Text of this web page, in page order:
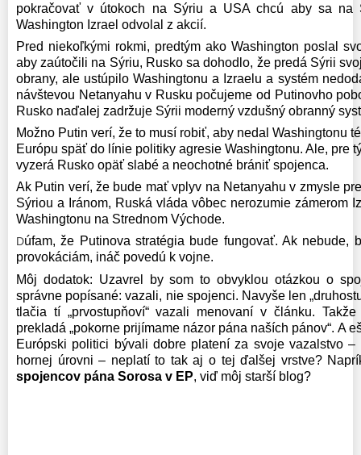
pokračovať v útokoch na Sýriu a USA chcú aby sa na
Washington Izrael odvolal z akcií.
Pred niekoľkými rokmi, predtým ako Washington poslal
aby zaútočili na Sýriu, Rusko sa dohodlo, že predá Sýrii
obrany, ale ustúpilo Washingtonu a Izraelu a systém
návštevou Netanyahu v Rusku počujeme od Putinovho
Rusko naďalej zadržuje Sýrii moderný vzdušný obranný
Možno Putin verí, že to musí robiť, aby nedal Washingtonu
Európu späť do línie politiky agresie Washingtonu. Ale, pre
vyzerá Rusko opäť slabé a neochotné brániť spojenca.
Ak Putin verí, že bude mať vplyv na Netanyahu v zmysle
Sýriou a Iránom, Ruská vláda vôbec nerozumie zámerom
Washingtonu na Strednom Východe.
Dúfam, že Putinova stratégia bude fungovať. Ak nebude,
provokáciám, ináč povedú k vojne.
Môj dodatok: Uzavrel by som to obvyklou otázkou o
správne popísané: vazali, nie spojenci. Navyše len
tlačia tí „prvostupňoví“ vazali menovaní v článku.
prekladá „pokorne prijímame názor pána naších pánov“. A
Európski politici bývali dobre platení za svoje vazalstvo
hornej úrovni – neplatí to tak aj o tej ďalšej vrstve?
spojencov pána Sorosa v EP, viď môj starší blog?